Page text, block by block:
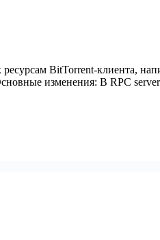
ресурсам BitTorrent-клиента,
изменения: В RPC